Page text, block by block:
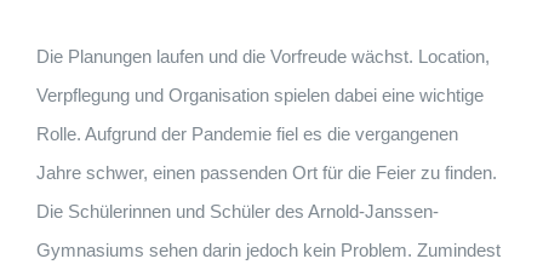
Die Planungen laufen und die Vorfreude wächst. Location,
Verpflegung und Organisation spielen dabei eine wichtige
Rolle. Aufgrund der Pandemie fiel es die vergangenen
Jahre schwer, einen passenden Ort für die Feier zu finden.
Die Schülerinnen und Schüler des Arnold-Janssen-
Gymnasiums sehen darin jedoch kein Problem. Zumindest